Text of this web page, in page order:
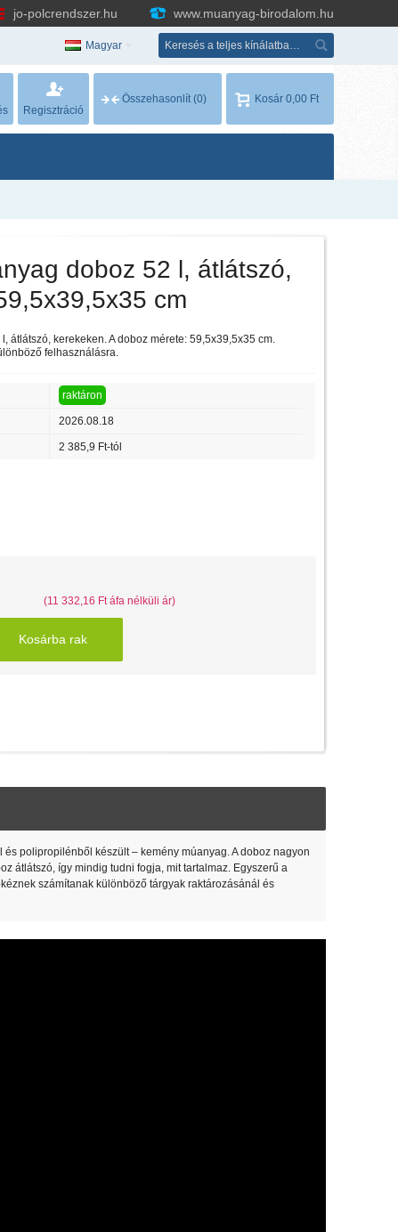
jo-polcrendszer.hu www.muanyag-birodalom.hu
Magyar
Kosár 0,00 Ft
Összehasonlít (0)
Regisztráció
doboz 52 l, átlátszó,
cm
átlátszó, kerekeken. A doboz mérete: 59,5x39,5x35 cm.
felhasználásra.
raktáron
2026.08.18
2 385,9 Ft-tól
(11 332,16 Ft áfa nélküli ár)
Kosárba rak
polipropilénből készült – kemény múanyag. A doboz nagyon
átlátszó, így mindig tudni fogja, mit tartalmaz. Egyszerű a
számítanak különböző tárgyak raktározásánál és